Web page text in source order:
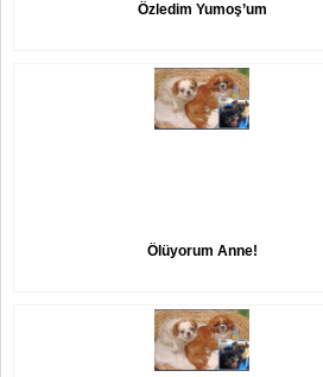
Özledim Yumoş’um
Ölüyorum Anne!